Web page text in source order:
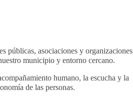
públicas, asociaciones y organizaciones
municipio y entorno cercano.
humano, la escucha y la
de las personas.